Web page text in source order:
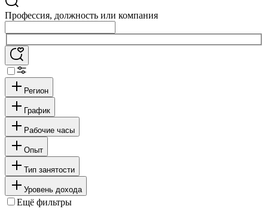
Профессия, должность или компания
Регион
График
Рабочие часы
Опыт
Тип занятости
Уровень дохода
Ещё фильтры